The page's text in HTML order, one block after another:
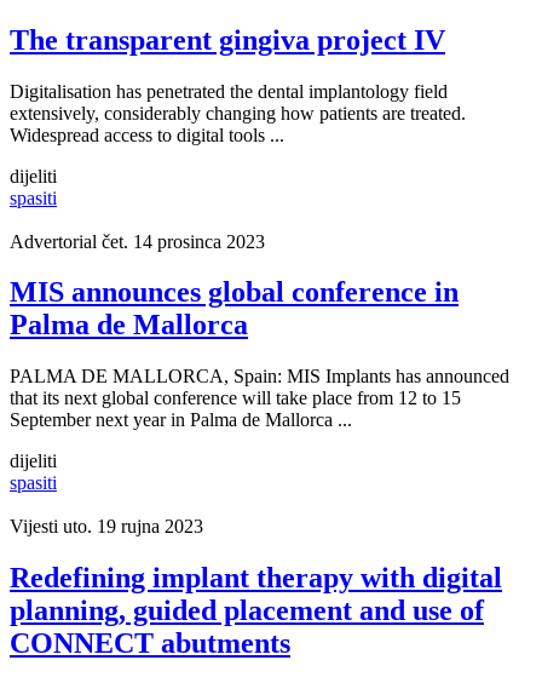
The transparent gingiva project IV
Digitalisation has penetrated the dental implantology field
extensively, considerably changing how patients are treated.
Widespread access to digital tools ...
dijeliti
spasiti
Advertorial čet. 14 prosinca 2023
MIS announces global conference in
Palma de Mallorca
PALMA DE MALLORCA, Spain: MIS Implants has announced
that its next global conference will take place from 12 to 15
September next year in Palma de Mallorca ...
dijeliti
spasiti
Vijesti uto. 19 rujna 2023
Redefining implant therapy with digital
planning, guided placement and use of
CONNECT abutments